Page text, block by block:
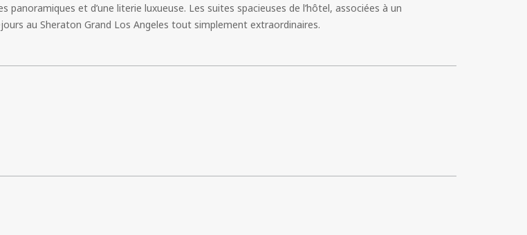
et d’une literie luxueuse. Les suites spacieuses de l’hôtel, associées à un
au Sheraton Grand Los Angeles tout simplement extraordinaires.